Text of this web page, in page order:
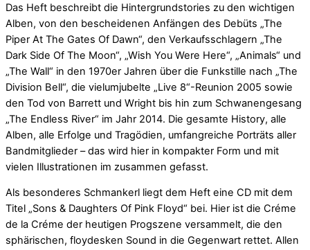
Das Heft beschreibt die Hintergrundstories zu den wichtigen
Alben, von den bescheidenen Anfängen des Debüts „The
Piper At The Gates Of Dawn“, den Verkaufsschlagern „The
Dark Side Of The Moon“, „Wish You Were Here“, „Animals“ und
„The Wall“ in den 1970er Jahren über die Funkstille nach „The
Division Bell“, die vielumjubelte „Live 8“-Reunion 2005 sowie
den Tod von Barrett und Wright bis hin zum Schwanengesang
„The Endless River“ im Jahr 2014. Die gesamte History, alle
Alben, alle Erfolge und Tragödien, umfangreiche Porträts aller
Bandmitglieder – das wird hier in kompakter Form und mit
vielen Illustrationen im zusammen gefasst.
Als besonderes Schmankerl liegt dem Heft eine CD mit dem
Titel „Sons & Daughters Of Pink Floyd“ bei. Hier ist die Créme
de la Créme der heutigen Progszene versammelt, die den
sphärischen, floydesken Sound in die Gegenwart rettet. Allen